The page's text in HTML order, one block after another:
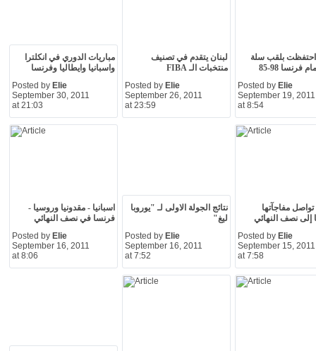
مباريات الدوري في انكلترا
واسبانيا وايطاليا وفرنسا
Posted by Elie
September 30, 2011
at 21:03
لبنان يتقدم في تصنيف
منتخبات الـ FIBA
Posted by Elie
September 26, 2011
at 23:59
احتفظت بلقب سلة
فرنسا 98-85
Posted by Elie
September 19, 2011
at 8:54
اسبانيا - مقدونيا وروسيا -
فرنسا في نصف النهائي
Posted by Elie
September 16, 2011
at 8:06
نتائج الجولة الاولى لـ "يوروبا
ليغ"
Posted by Elie
September 16, 2011
at 7:52
تواصل مفاجآتها
إلى نصف النهائي
Posted by Elie
September 15, 2011
at 7:58